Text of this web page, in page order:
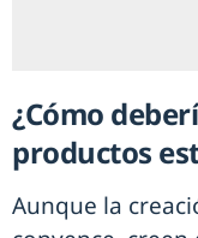
¿Cómo
productos
Aunque la